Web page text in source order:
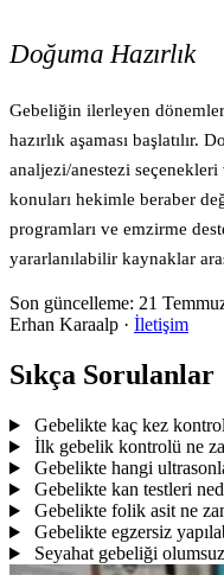
Doğuma Hazırlık
Gebeliğin ilerleyen
hazırlık aşaması başlatılır.
analjezi/anestezi
konuları hekimle beraber
programları ve emzirme
yararlanılabilir kaynaklar
Son güncelleme: 21
Erhan Karaalp · İletişim
Sıkça Sorulanlar
Gebelikte kaç kez
İlk gebelik kontrolü ne
Gebelikte hangi
Gebelikte kan testleri
Gebelikte folik asit ne
Gebelikte egzersiz
Seyahat gebeliği